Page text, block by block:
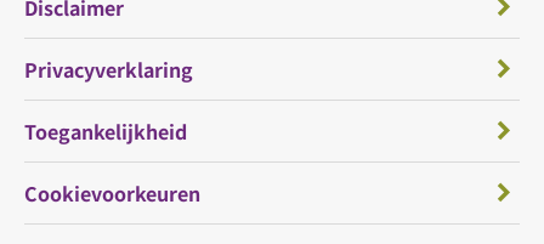
Disclaimer
Privacyverklaring
Toegankelijkheid
Cookievoorkeuren